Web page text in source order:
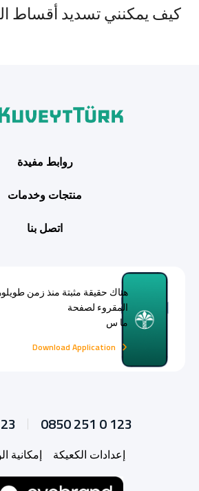
كيف يمكنني تسديد أقساط
روابط مفيدة
منتجات وخدمات
اتصل بنا
هناك حقيقة مثبتة منذ زمن
المقروء لصفحة
ما س
Download Application
0850 251 0 123
إعدادات الكعيكة إمكانية